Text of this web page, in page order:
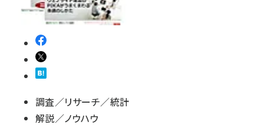
調査／リサーチ／統計
解説／ノウハウ